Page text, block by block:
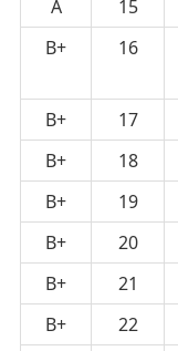
A
15
B+
16
B+ 17
B+
18
B+
19
B+
20
B+
21
B+
22